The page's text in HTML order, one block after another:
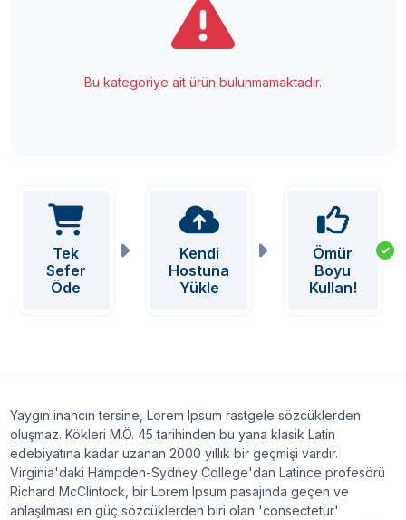
Bu kategoriye ait ürün bulunmamaktadır.
Tek
Sefer
Öde
Kendi
Hostuna
Yükle
Ömür
Boyu
Kullan!
Yaygın inancın tersine, Lorem Ipsum rastgele sözcüklerden
oluşmaz. Kökleri M.Ö. 45 tarihinden bu yana klasik Latin
edebiyatına kadar uzanan 2000 yıllık bir geçmişi vardır.
Virginia'daki Hampden-Sydney College'dan Latince profesörü
Richard McClintock, bir Lorem Ipsum pasajında geçen ve
anlaşılması en güç sözcüklerden biri olan 'consectetur'